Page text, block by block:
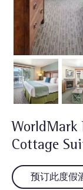
WorldMark
Cottage
预订此度假